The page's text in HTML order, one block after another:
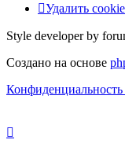
Удалить
Style developer by
Создано на основе
Конфиденциальность